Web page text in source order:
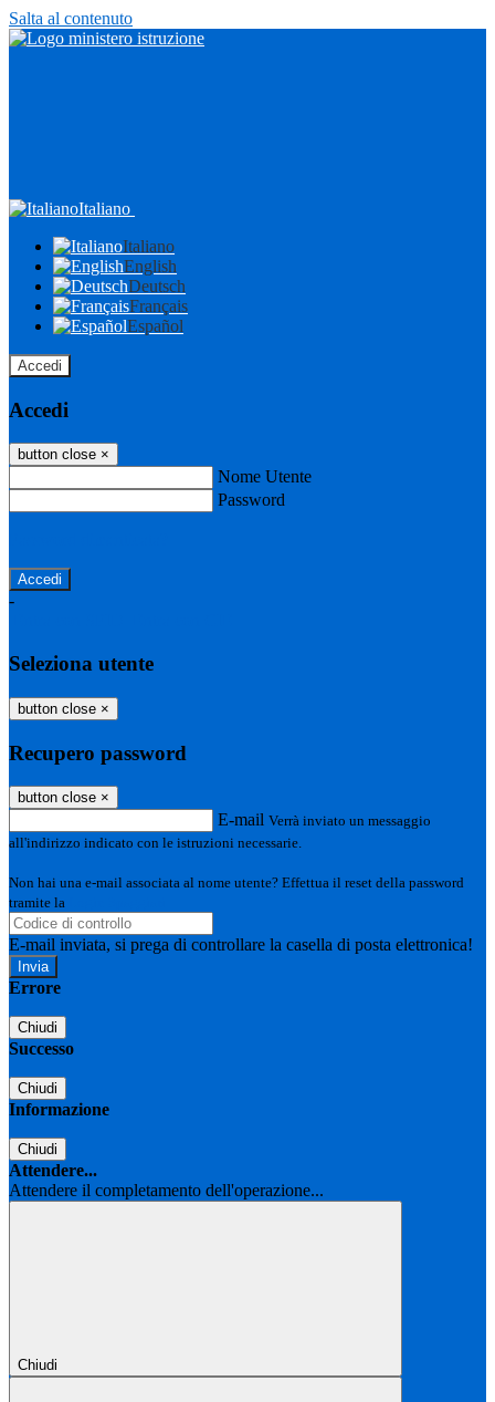
Salta al contenuto
Italiano
Italiano
English
Deutsch
Français
Español
Accedi
Accedi
button close ×
Nome Utente
Password
-
Seleziona utente
button close ×
Recupero password
button close ×
E-mail Verrà inviato un messaggio
all'indirizzo indicato con le istruzioni necessarie.
Non hai una e-mail associata al nome utente? Effettua il reset della password
tramite la
E-mail inviata, si prega di controllare la casella di posta elettronica!
Errore
Chiudi
Successo
Chiudi
Informazione
Chiudi
Attendere...
Attendere il completamento dell'operazione...
Chiudi